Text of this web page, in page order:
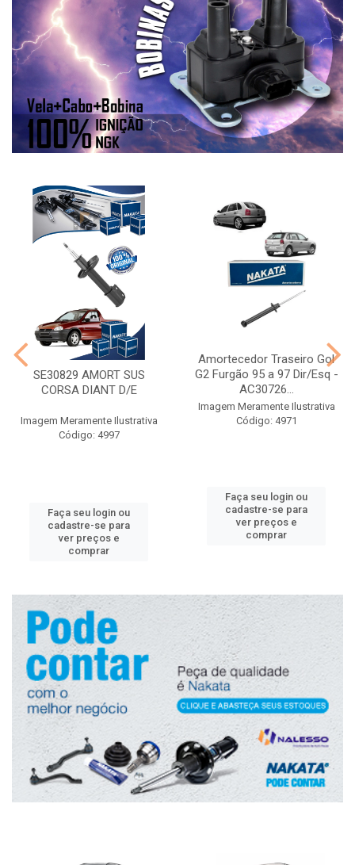
SE30829 AMORT SUS
CORSA DIANT D/E
Imagem Meramente Ilustrativa
Código: 4997
Faça seu login ou
cadastre-se para
ver preços e
comprar
Amortecedor Traseiro Gol
G2 Furgão 95 a 97 Dir/Esq -
AC30726...
Imagem Meramente Ilustrativa
Código: 4971
Faça seu login ou
cadastre-se para
ver preços e
comprar